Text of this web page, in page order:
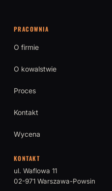
PRACOWNIA
O firmie
O kowalstwie
Proces
Kontakt
Wycena
KONTAKT
ul. Waflowa 11
02-971 Warszawa-Powsin